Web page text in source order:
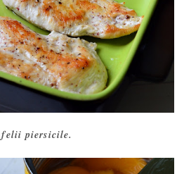
felii piersicile.